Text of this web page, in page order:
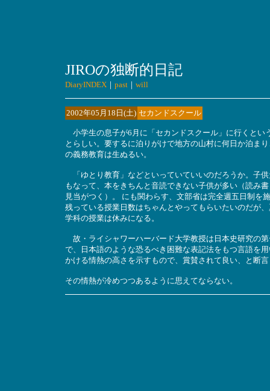
JIROの独断的日記
DiaryINDEX｜ past｜ will
2002年05月18日(土) セカンドスクール
小学生の息子が6月に「セカンドスクール」に行くとい
とらしい。要するに泊りがけで地方の山村に何日か泊ま
の義務教育は生ぬるい。
「ゆとり教育」などといっていていいのだろうか。子
もなって、本をきちんと音読できない子供が多い（読み
見当がつく）。 にも関わらす、文部省は完全週五日制を
残っている授業日数はちゃんとやってもらいたいのだが
学科の授業は休みになる。
故・ライシャワーハーバード大学教授は日本史研究の
で、日本語のような恐るべき困難な表記法をもつ言語を
かける情熱の高さを示すもので、賞賛されて良い、と断
その情熱が冷めつつあるように思えてならない。